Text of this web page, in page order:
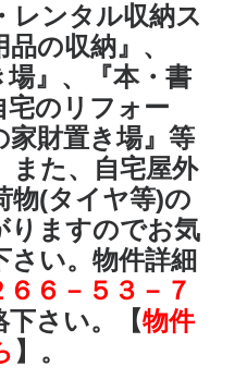
レンタル収納ス
品の収納』、
場』、『本・書
宅のリフォー
財置き場』 等
また、自宅屋外
物(タイヤ等)の
りますのでお気
い。物件詳細
６６－５３－７
下さい。【物件
】。